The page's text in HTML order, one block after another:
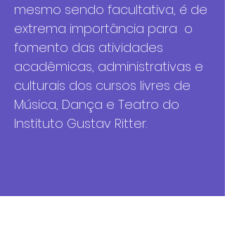
mesmo sendo facultativa, é de
extrema importância para o
fomento das atividades
acadêmicas, administrativas e
culturais dos cursos livres de
Música, Dança e Teatro do
Instituto Gustav Ritter.